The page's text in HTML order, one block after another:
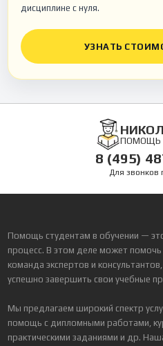
дисциплине с нуля.
УЗНАТЬ
ПОМОЩЬ
8 (495)
Для звонков
Помощь студентам в обучении —
процесс. В этом деле может
команда экспертов и
успешно завершить свои учебные
Мы предлагаем широкий спектр
помощь с дипломными работами,
практическими заданиями и др.